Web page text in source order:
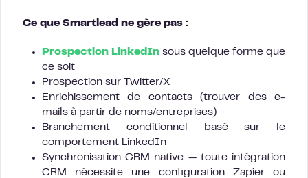
Ce que Smartlead ne gère pas :
Prospection LinkedIn sous quelque forme que
ce soit
Prospection sur Twitter/X
Enrichissement de contacts (trouver des e-
mails à partir de noms/entreprises)
Branchement conditionnel basé sur le
comportement LinkedIn
Synchronisation CRM native — toute intégration
CRM nécessite une configuration Zapier ou